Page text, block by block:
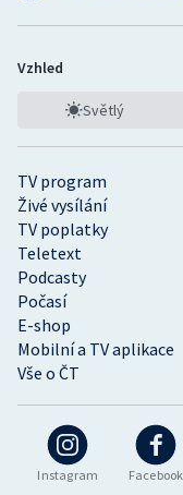
Instagram Facebook
TV program
Živé vysílání
TV poplatky
Teletext
Podcasty
Počasí
E-shop
Mobilní a TV aplikace
Vše o ČT
Vzhled
Světlý